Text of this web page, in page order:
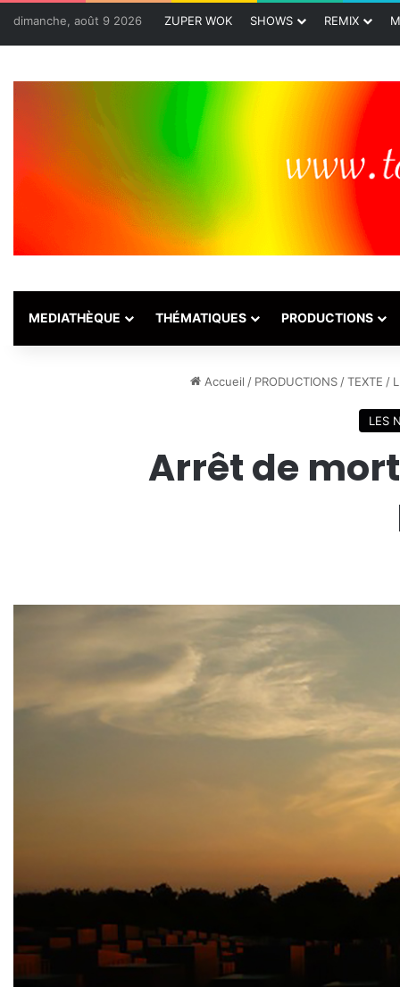
dimanche, août 9 2026 ZUPER WOK SHOWS REMIX
MEDIATHÈQUE THÉMATIQUES PRODUCTIONS
Accueil / PRODUCTIONS / TEXTE /
LES
Arrêt de